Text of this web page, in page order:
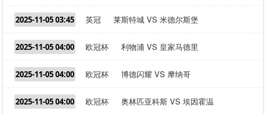
2025-11-05 03:45 英冠 莱斯特城 VS 米德尔斯堡
2025-11-05 04:00 欧冠杯 利物浦 VS 皇家马德里
2025-11-05 04:00 欧冠杯 博德闪耀 VS 摩纳哥
2025-11-05 04:00 欧冠杯 奥林匹亚科斯 VS 埃因霍温